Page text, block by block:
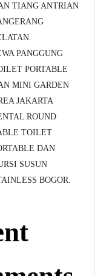
TIANG ANTRIAN
PANGGUNG
PORTABLE
MINI GARDEN
JAKARTA
ROUND
TOILET
DAN
SUSUN
BOGOR.